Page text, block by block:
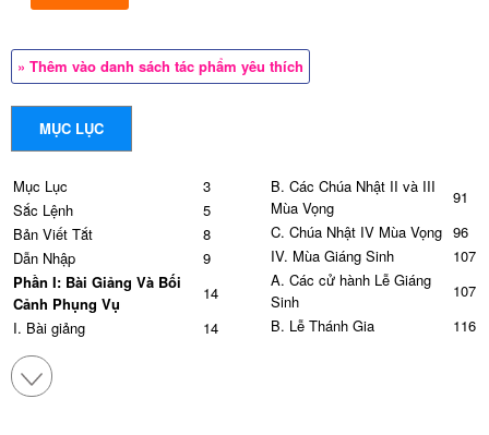
» Thêm vào danh sách tác phẩm yêu thích
MỤC LỤC
Mục Lục
3
Sắc Lệnh
5
Bản Viết Tắt
8
Dẫn Nhập
9
Phần I: Bài Giảng Và Bối
Cảnh Phụng Vụ
14
I. Bài giảng
14
II. Giải thích Lời Thiên Chúa
trong Phụng Vụ
III. Việc chuẩn bị
B. Các Chúa Nhật II và III
Mùa Vọng
91
C. Chúa Nhật IV Mùa Vọng 96
IV. Mùa Giáng Sinh
107
A. Các cử hành Lễ Giáng
Sinh
107
B. Lễ Thánh Gia
116